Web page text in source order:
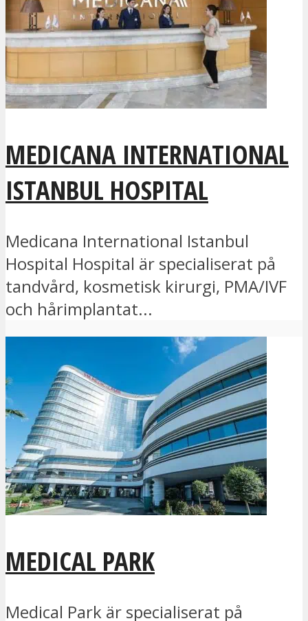
MEDICANA INTERNATIONAL
ISTANBUL HOSPITAL
Medicana International Istanbul
Hospital Hospital är specialiserat på
tandvård, kosmetisk kirurgi, PMA/IVF
och hårimplantat...
MEDICAL PARK
Medical Park är specialiserat på